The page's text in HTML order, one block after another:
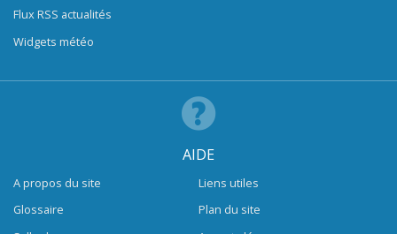
Flux RSS actualités
Widgets météo
AIDE
A propos du site
Glossaire
Liens utiles
Plan du site